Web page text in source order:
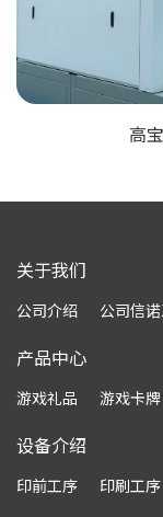
高
关于我们
公司介绍 公司信
产品中心
游戏礼品 游戏卡牌
设备介绍
印前工序 印刷工序